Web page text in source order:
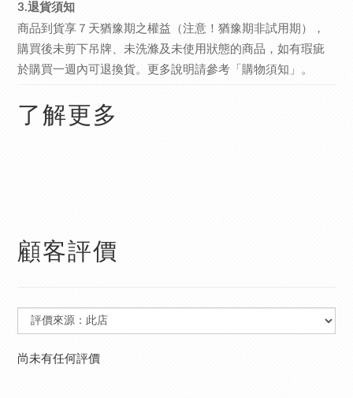
3.退貨須知
商品到貨享７天猶豫期之權益（注意！猶豫期非試用期），
購買後未剪下吊牌、未洗滌及未使用狀態的商品，如有瑕疵
於購買一週內可退換貨。更多說明請參考 「購物須知」 。
了解更多
顧客評價
尚未有任何評價